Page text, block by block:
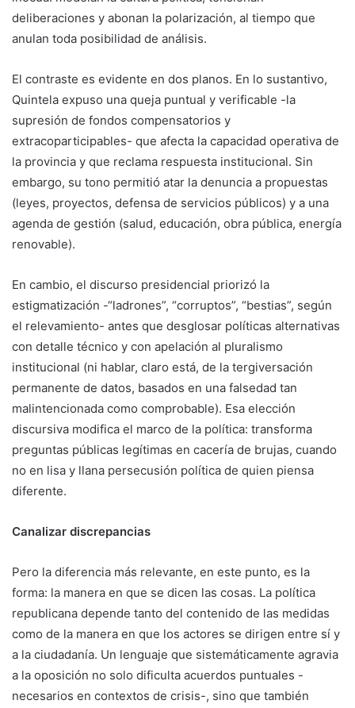
deliberaciones y abonan la polarización, al tiempo que
anulan toda posibilidad de análisis.
El contraste es evidente en dos planos. En lo sustantivo,
Quintela expuso una queja puntual y verificable -la
supresión de fondos compensatorios y
extracoparticipables- que afecta la capacidad operativa de
la provincia y que reclama respuesta institucional. Sin
embargo, su tono permitió atar la denuncia a propuestas
(leyes, proyectos, defensa de servicios públicos) y a una
agenda de gestión (salud, educación, obra pública, energía
renovable).
En cambio, el discurso presidencial priorizó la
estigmatización -“ladrones”, “corruptos”, “bestias”, según
el relevamiento- antes que desglosar políticas alternativas
con detalle técnico y con apelación al pluralismo
institucional (ni hablar, claro está, de la tergiversación
permanente de datos, basados en una falsedad tan
malintencionada como comprobable). Esa elección
discursiva modifica el marco de la política: transforma
preguntas públicas legítimas en cacería de brujas, cuando
no en lisa y llana persecusión política de quien piensa
diferente.
Canalizar discrepancias
Pero la diferencia más relevante, en este punto, es la
forma: la manera en que se dicen las cosas. La política
republicana depende tanto del contenido de las medidas
como de la manera en que los actores se dirigen entre sí y
a la ciudadanía. Un lenguaje que sistemáticamente agravia
a la oposición no solo dificulta acuerdos puntuales -
necesarios en contextos de crisis-, sino que también